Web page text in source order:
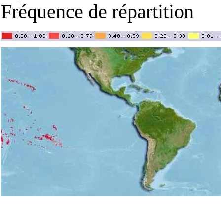
Fréquence de répartition